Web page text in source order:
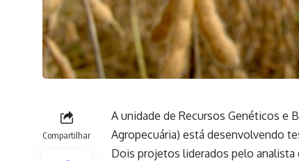
Compartilhar
A unidade de Recursos Genéticos e
Agropecuária) está desenvolvendo
Dois projetos liderados pelo